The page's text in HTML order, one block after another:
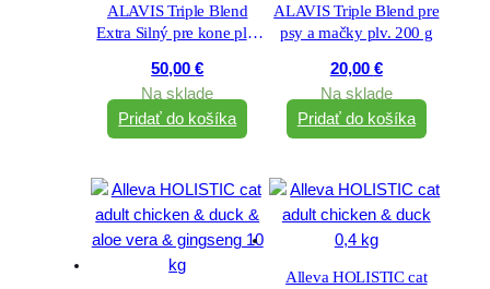
ALAVIS Triple Blend
Extra Silný pre kone plv.
50,00€
Na sklade
Pridať do košíka
ALAVIS Triple Blend pre
psy a mačky plv. 200 g
20,00 €
Na sklade
Pridať do košíka
Alleva HOLISTIC cat